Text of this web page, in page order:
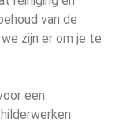
van de
zijn er om je te
een